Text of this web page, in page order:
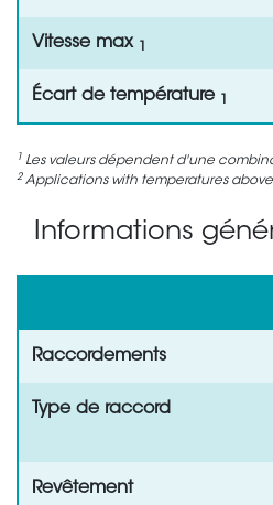
Vitesse max
Écart de température
1 Les valeurs dépendent d'une
2 Applications with temperatures above
Informations
Raccordements
Type de raccord
Revêtement